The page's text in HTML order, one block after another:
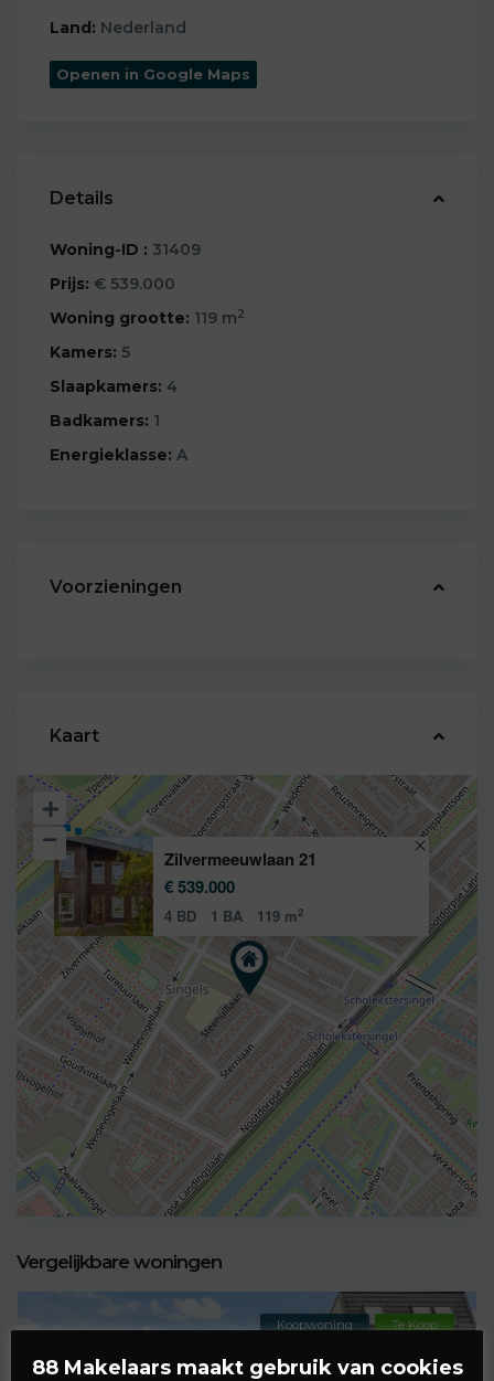
Land: Nederland
Openen in Google Maps
Details
Woning-ID : 31409
Prijs: € 539.000
Woning grootte: 119 m2
Kamers: 5
Slaapkamers: 4
Badkamers: 1
Energieklasse: A
Voorzieningen
Kaart
Zilvermeeuwlaan 21
€ 539.000
4 BD 1 BA 119 m2
Vergelijkbare woningen
Koopwoning Te Koop
88 Makelaars maakt gebruik van cookies